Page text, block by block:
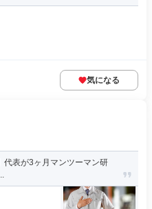
気になる
代表が3ヶ月マンツーマン研